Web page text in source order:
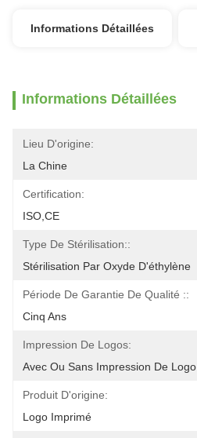
Informations Détaillées
Informations Détaillées
Lieu D'origine:
La Chine
Certification:
ISO,CE
Type De Stérilisation::
Stérilisation Par Oxyde D'éthylène
Période De Garantie De Qualité ::
Cinq Ans
Impression De Logos:
Avec Ou Sans Impression De Logo
Produit D'origine:
Logo Imprimé